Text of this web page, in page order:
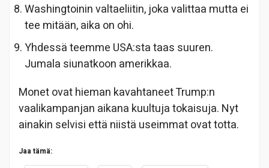
Washingtoinin valtaeliitin, joka valittaa mutta ei
tee mitään, aika on ohi.
Yhdessä teemme USA:sta taas suuren.
Jumala siunatkoon amerikkaa.
Monet ovat hieman kavahtaneet Trump:n
vaalikampanjan aikana kuultuja tokaisuja. Nyt
ainakin selvisi että niistä useimmat ovat totta.
Jaa tämä: